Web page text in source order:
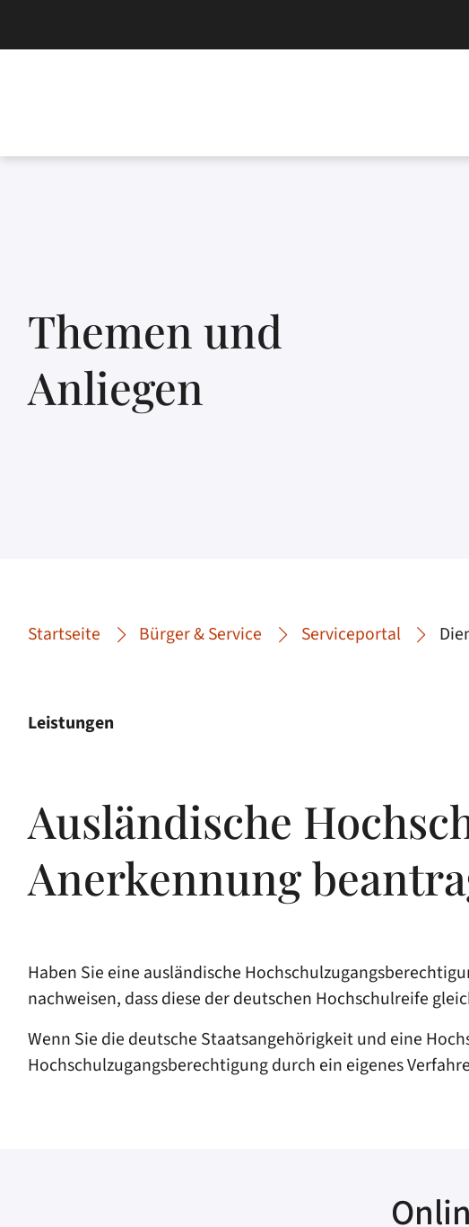
Themen und
Anliegen
Startseite Bürger & Service Serviceportal
Leistungen
Ausländische
Anerkennung
Haben Sie eine ausländische
nachweisen, dass diese der deutschen Hochschulreife
Wenn Sie die deutsche Staatsangehörigkeit und eine
Hochschulzugangsberechtigung durch ein eigenes